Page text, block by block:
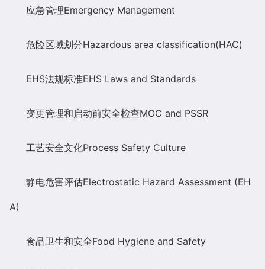
应急管理Emergency Management
危险区域划分Hazardous area classification(HAC)
EHS法规标准EHS Laws and Standards
变更管理和启动前安全检查MOC and PSSR
工艺安全文化Process Safety Culture
静电危害评估Electrostatic Hazard Assessment (EH
A)
食品卫生和安全Food Hygiene and Safety